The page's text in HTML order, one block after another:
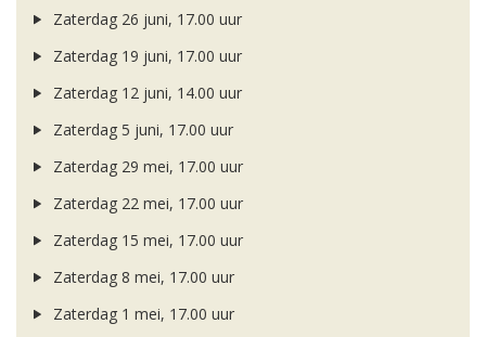
Zaterdag 26 juni, 17.00 uur
Zaterdag 19 juni, 17.00 uur
Zaterdag 12 juni, 14.00 uur
Zaterdag 5 juni, 17.00 uur
Zaterdag 29 mei, 17.00 uur
Zaterdag 22 mei, 17.00 uur
Zaterdag 15 mei, 17.00 uur
Zaterdag 8 mei, 17.00 uur
Zaterdag 1 mei, 17.00 uur